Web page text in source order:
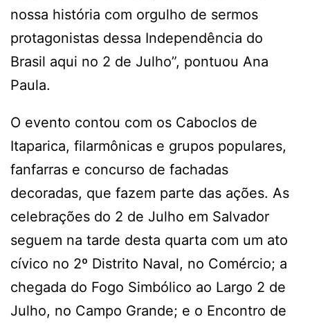
nossa história com orgulho de sermos
protagonistas dessa Independência do
Brasil aqui no 2 de Julho”, pontuou Ana
Paula.
O evento contou com os Caboclos de
Itaparica, filarmônicas e grupos populares,
fanfarras e concurso de fachadas
decoradas, que fazem parte das ações. As
celebrações do 2 de Julho em Salvador
seguem na tarde desta quarta com um ato
cívico no 2º Distrito Naval, no Comércio; a
chegada do Fogo Simbólico ao Largo 2 de
Julho, no Campo Grande; e o Encontro de